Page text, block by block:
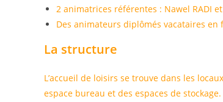
2 animatrices référentes : Nawel RADI
Des animateurs diplômés vacataires en
La structure
L’accueil de loisirs se trouve dans les
espace bureau et des espaces de stockage.